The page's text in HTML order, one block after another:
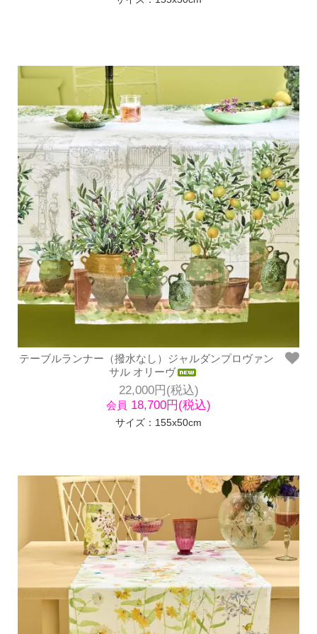
テーブルランナー（撥水なし）ジャルダンプロヴァン
サル オリーヴ
22,000円(税込)
会員 18,700円(税込)
サイズ：155x50cm